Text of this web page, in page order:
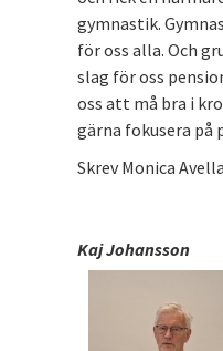
gymnastik.
för oss alla. Och
slag för oss
oss att må bra i
gärna fokusera på
Skrev Monica
Kaj Johansson